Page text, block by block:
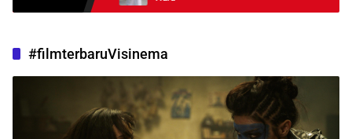
#filmterbaruVisinema